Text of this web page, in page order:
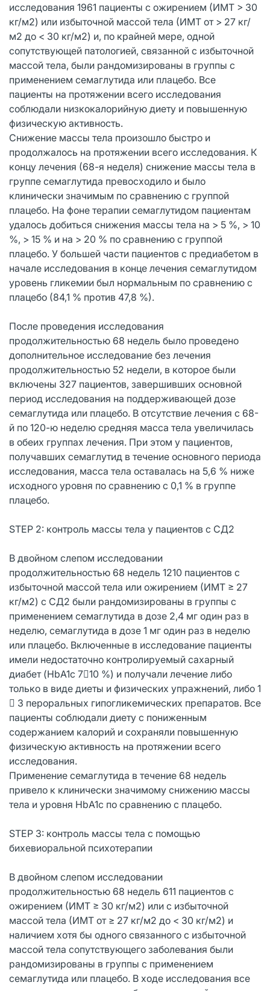
исследования 1961 пациенты с ожирением (ИМТ > 30
кг/м2) или избыточной массой тела (ИМТ от > 27 кг/
м2 до < 30 кг/м2) и, по крайней мере, одной
сопутствующей патологией, связанной с избыточной
массой тела, были рандомизированы в группы с
применением семаглутида или плацебо. Все
пациенты на протяжении всего исследования
соблюдали низкокалорийную диету и повышенную
физическую активность.
Снижение массы тела произошло быстро и
продолжалось на протяжении всего исследования. К
концу лечения (68-я неделя) снижение массы тела в
группе семаглутида превосходило и было
клинически значимым по сравнению с группой
плацебо. На фоне терапии семаглутидом пациентам
удалось добиться снижения массы тела на > 5 %, > 10
%, > 15 % и на > 20 % по сравнению с группой
плацебо. У большей части пациентов с предиабетом в
начале исследования в конце лечения семаглутидом
уровень гликемии был нормальным по сравнению с
плацебо (84,1 % против 47,8 %).
После проведения исследования
продолжительностью 68 недель было проведено
дополнительное исследование без лечения
продолжительностью 52 недели, в которое были
включены 327 пациентов, завершивших основной
период исследования на поддерживающей дозе
семаглутида или плацебо. В отсутствие лечения с 68-
й по 120-ю неделю средняя масса тела увеличилась
в обеих группах лечения. При этом у пациентов,
получавших семаглутид в течение основного периода
исследования, масса тела оставалась на 5,6 % ниже
исходного уровня по сравнению с 0,1 % в группе
плацебо.
STEP 2: контроль массы тела у пациентов с CД2
В двойном слепом исследовании
продолжительностью 68 недель 1210 пациентов с
избыточной массой тела или ожирением (ИМТ ≥ 27
кг/м2) с СД2 были рандомизированы в группы с
применением семаглутида в дозе 2,4 мг один раз в
неделю, семаглутида в дозе 1 мг один раз в неделю
или плацебо. Включенные в исследование пациенты
имели недостаточно контролируемый сахарный
диабет (HbA1c 710 %) и получали лечение либо
только в виде диеты и физических упражнений, либо 1
 3 пероральных гипогликемических препаратов. Все
пациенты соблюдали диету с пониженным
содержанием калорий и сохраняли повышенную
физическую активность на протяжении всего
исследования.
Применение семаглутида в течение 68 недель
привело к клинически значимому снижению массы
тела и уровня HbA1c по сравнению с плацебо.
STEP 3: контроль массы тела с помощью
бихевиоральной психотерапии
В двойном слепом исследовании
продолжительностью 68 недель 611 пациентов с
ожирением (ИМТ ≥ 30 кг/м2) или с избыточной
массой тела (ИМТ от ≥ 27 кг/м2 до < 30 кг/м2) и
наличием хотя бы одного связанного с избыточной
массой тела сопутствующего заболевания были
рандомизированы в группы с применением
семаглутида или плацебо. В ходе исследования все